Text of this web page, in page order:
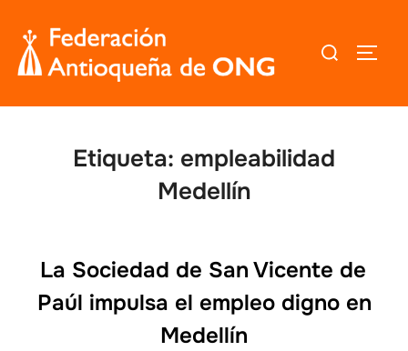
contenido
Buscar:
Etiqueta: empleabilidad
Medellín
La Sociedad de San Vicente de
Paúl impulsa el empleo digno en
Medellín